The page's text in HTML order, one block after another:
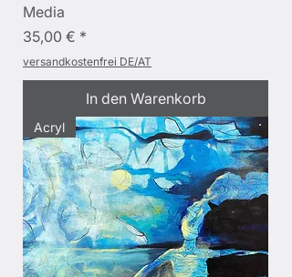
Media
Preis
35,00 €
versandkostenfrei DE/AT
In den Warenkorb
Acryl